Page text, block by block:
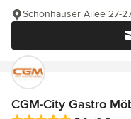
Schönhauser Allee 27-
CGM-City Gastro